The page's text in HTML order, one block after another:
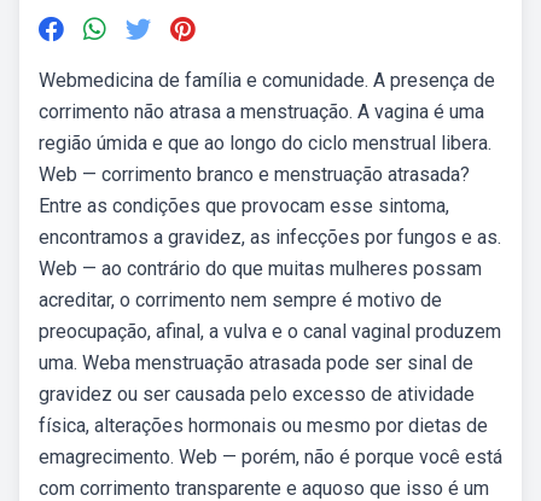
Webmedicina de família e comunidade. A presença de
corrimento não atrasa a menstruação. A vagina é uma
região úmida e que ao longo do ciclo menstrual libera.
Web — corrimento branco e menstruação atrasada?
Entre as condições que provocam esse sintoma,
encontramos a gravidez, as infecções por fungos e as.
Web — ao contrário do que muitas mulheres possam
acreditar, o corrimento nem sempre é motivo de
preocupação, afinal, a vulva e o canal vaginal produzem
uma. Weba menstruação atrasada pode ser sinal de
gravidez ou ser causada pelo excesso de atividade
física, alterações hormonais ou mesmo por dietas de
emagrecimento. Web — porém, não é porque você está
com corrimento transparente e aquoso que isso é um